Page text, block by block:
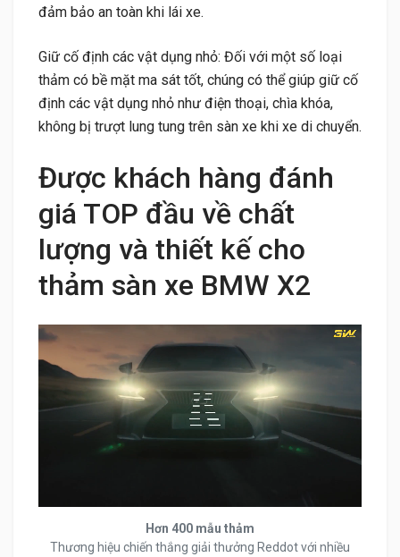
đảm bảo an toàn khi lái xe.
Giữ cố định các vật dụng nhỏ: Đối với một số loại
thảm có bề mặt ma sát tốt, chúng có thể giúp giữ cố
định các vật dụng nhỏ như điện thoại, chìa khóa,
không bị trượt lung tung trên sàn xe khi xe di chuyển.
Được khách hàng đánh
giá TOP đầu về chất
lượng và thiết kế cho
thảm sàn xe BMW X2
Hơn 400 mẫu thảm
Thương hiệu chiến thắng giải thưởng Reddot với nhiều